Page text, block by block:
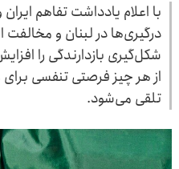
با اعلام یادداشت تفاهم
درگیری‌ها در لبنان و مخالفت
شکل‌گیری بازدارندگی را
از هر چیز فرصتی تنفسی
تلقی می‌شود.